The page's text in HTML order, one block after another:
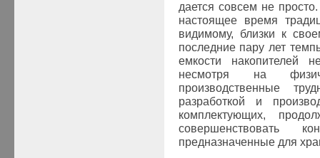
дается совсем не
настоящее время
видимому, близки к
последние пару лет
емкости накопителей
несмотря на
производственные
разработкой и
комплектующих,
совершенствовать
предназначенные для